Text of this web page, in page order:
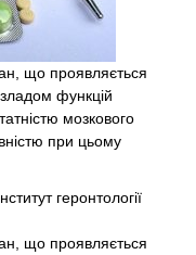
що проявляється
функцій
мозкового
при цьому
геронтології
що проявляється